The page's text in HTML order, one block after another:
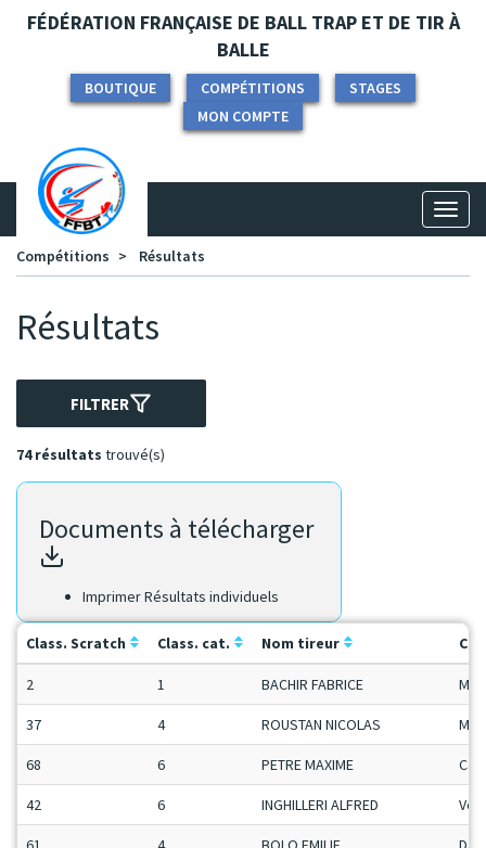
Panneau de gestion des cookies
FÉDÉRATION FRANÇAISE DE BALL TRAP ET DE TIR À
BALLE
BOUTIQUE COMPÉTITIONS
STAGES
MON COMPTE
Compétitions
Résultats
Résultats
FILTRER
74 résultats trouvé(s)
Documents à télécharger
Imprimer Résultats individuels
Class. Scratch Class. cat. Nom tireur
2 1 BACHIR FABRICE
37 4 ROUSTAN NICOLAS
68 6 PETRE MAXIME Ca-
42 6 INGHILLERI ALFRED Vet